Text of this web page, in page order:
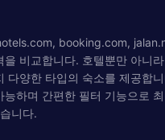
booking.com,
을 비교합니다. 호텔뿐만 아니
다양한 타입의 숙소를 제공합
능하며 간편한 필터 기능으로
니다.